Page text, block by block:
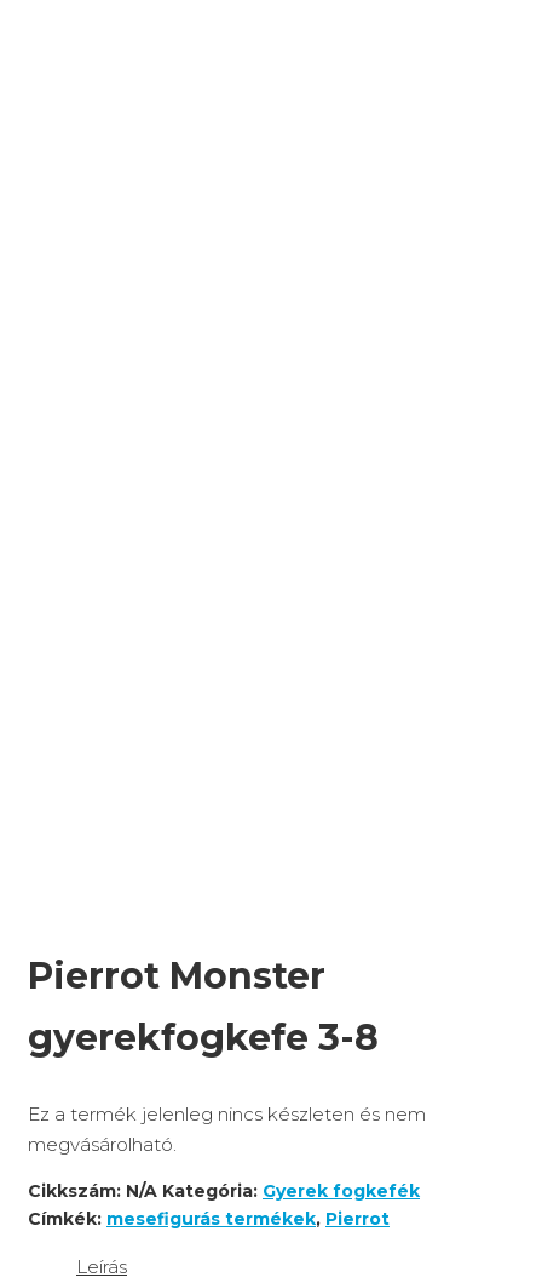
Pierrot Monster
gyerekfogkefe 3-8
Ez a termék jelenleg nincs készleten és nem
megvásárolható.
Cikkszám: N/A Kategória: Gyerek fogkefék
Címkék: mesefigurás termékek, Pierrot
Leírás